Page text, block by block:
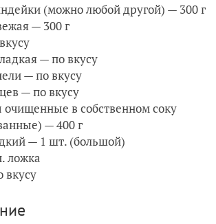
(можно любой другой) — 300 г
— 300 г
— по вкусу
— по вкусу
— по вкусу
в собственном соку
— 400 г
— 1 шт. (большой)
ложка
вкусу